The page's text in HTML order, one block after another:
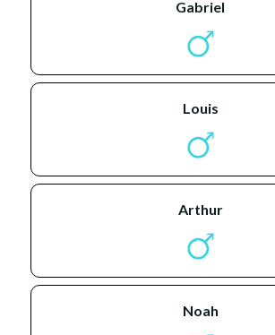
gabriel
louis
arthur
noah